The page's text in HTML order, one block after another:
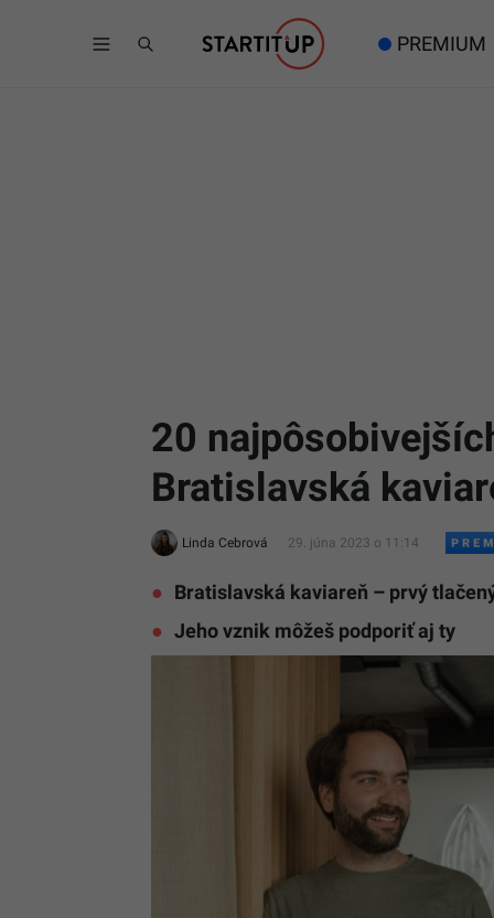
PREMIUM
20
Bratislavská
Linda Cebrová 29. júna 2023 o 11:14
Bratislavská kaviareň – prvý
Jeho vznik môžeš podporiť aj ty